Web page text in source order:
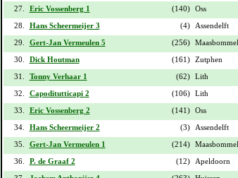
27.
Eric Vossenberg 1 (140) Oss
28.
Hans Scheermeijer 3 (4) Assendelft
29.
Gert-Jan Vermeulen 5 (256) Maasbommel
30.
Dick Houtman (161) Zutphen
31.
Tonny Verhaar 1 (62) Lith
32.
Capoditutticapi 2 (106) Lith
33.
Eric Vossenberg 2 (141) Oss
34.
Hans Scheermeijer 2 (3) Assendelft
35.
Gert-Jan Vermeulen 1 (214) Maasbommel
36.
P. de Graaf 2 (12) Apeldoorn